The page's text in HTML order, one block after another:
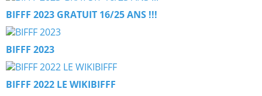
BIFFF 2023 GRATUIT 16/25 ANS !!!
BIFFF 2023
BIFFF 2022 LE WIKIBIFFF